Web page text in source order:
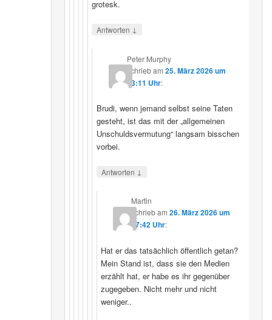
grotesk.
Antworten ↓
Peter Murphy
schriebam 25. März 2026 um
23:11 Uhr:
Brudi, wenn jemand selbst seine Taten
gesteht, ist das mit der „allgemeinen
Unschuldsvermutung“ langsam bisschen
vorbei.
Antworten ↓
Martin
schriebam26. März 2026 um
07:42 Uhr:
Hat er das tatsächlich öffentlich getan?
Mein Stand ist, dass sie den Medien
erzählt hat, er habe es ihr gegenüber
zugegeben. Nicht mehr und nicht
weniger..